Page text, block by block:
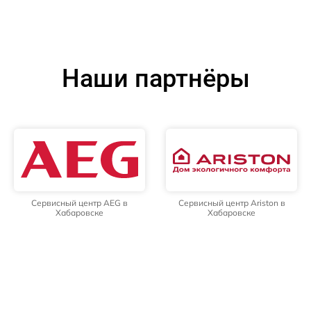
Наши партнёры
Сервисный центр AEG в
Хабаровске
Сервисный центр Ariston в
Хабаровске